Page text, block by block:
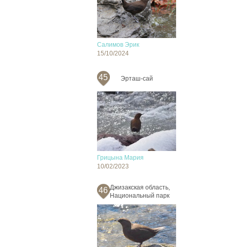
Салимов Эрик
15/10/2024
45 Эрташ-сай
Грицына Мария
10/02/2023
46 Джизакская область,
Национальный парк